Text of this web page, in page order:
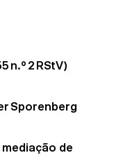
n.º 2 RStV)
Sporenberg
de